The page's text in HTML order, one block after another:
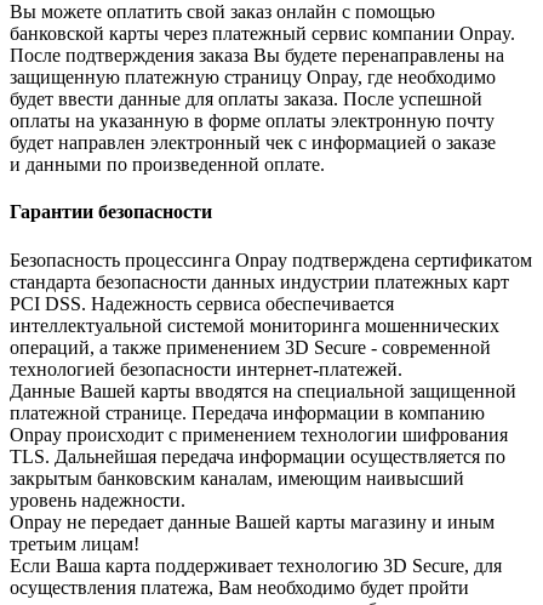
Вы можете оплатить свой заказ онлайн с помощью
банковской карты через платежный сервис компании Onpay.
После подтверждения заказа Вы будете перенаправлены на
защищенную платежную страницу Onpay, где необходимо
будет ввести данные для оплаты заказа. После успешной
оплаты на указанную в форме оплаты электронную почту
будет направлен электронный чек с информацией о заказе
и данными по произведенной оплате.
Гарантии безопасности
Безопасность процессинга Onpay подтверждена сертификатом
стандарта безопасности данных индустрии платежных карт
PCI DSS. Надежность сервиса обеспечивается
интеллектуальной системой мониторинга мошеннических
операций, а также применением 3D Secure - современной
технологией безопасности интернет-платежей.
Данные Вашей карты вводятся на специальной защищенной
платежной странице. Передача информации в компанию
Onpay происходит с применением технологии шифрования
TLS. Дальнейшая передача информации осуществляется по
закрытым банковским каналам, имеющим наивысший
уровень надежности.
Onpay не передает данные Вашей карты магазину и иным
третьим лицам!
Если Ваша карта поддерживает технологию 3D Secure, для
осуществления платежа, Вам необходимо будет пройти